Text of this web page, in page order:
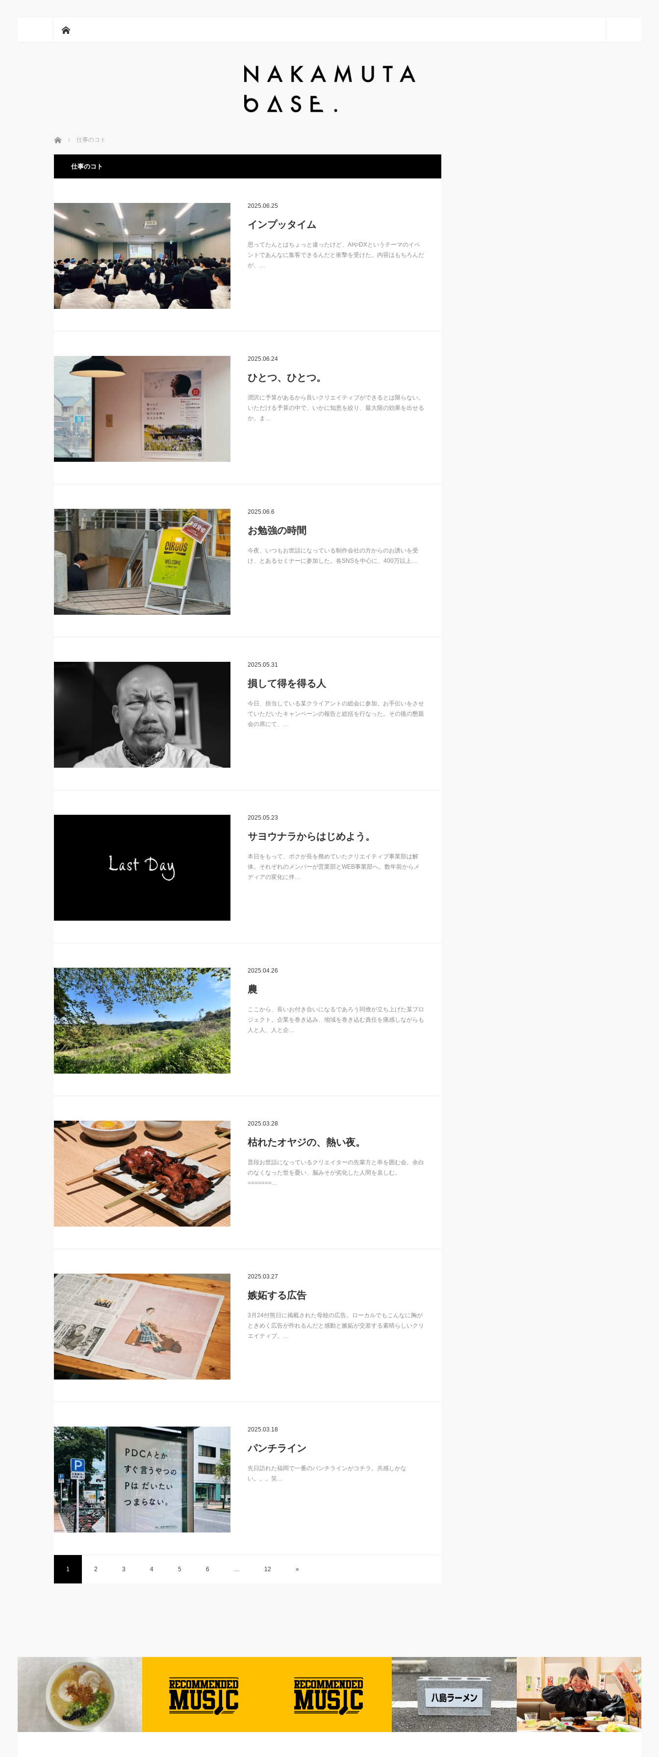
ホーム 仕事のコト
仕事のコト
2025.06.25
インプッタイム
思ってたんとはちょっと違ったけど、AIやDXというテーマのイベ
ントであんなに集客できるんだと衝撃を受けた。内容はもちろんだ
が、…
2025.06.24
ひとつ、ひとつ。
潤沢に予算があるから良いクリエイティブができるとは限らない。
いただける予算の中で、いかに知恵を絞り、最大限の効果を出せる
か。ま…
2025.06.6
お勉強の時間
今夜、いつもお世話になっている制作会社の方からのお誘いを受
け、とあるセミナーに参加した。各SNSを中心に、400万以上…
2025.05.31
損して得を得る人
今日、担当している某クライアントの総会に参加。お手伝いをさせ
ていただいたキャンペーンの報告と総括を行なった。その後の懇親
会の席にて、…
2025.05.23
サヨウナラからはじめよう。
本日をもって、ボクが長を務めていたクリエイティブ事業部は解
体。それぞれのメンバーが営業部とWEB事業部へ。数年前からメ
ディアの変化に伴…
2025.04.26
農
ここから、長いお付き合いになるであろう同僚が立ち上げた某プロ
ジェクト。企業を巻き込み、地域を巻き込む責任を痛感しながらも
人と人、人と企…
2025.03.28
枯れたオヤジの、熱い夜。
普段お世話になっているクリエイターの先輩方と串を囲む会。余白
のなくなった世を憂い、脳みそが劣化した人間を哀しむ。
=======…
2025.03.27
嫉妬する広告
3月24付熊日に掲載された母校の広告。ローカルでもこんなに胸が
ときめく広告が作れるんだと感動と嫉妬が交差する素晴らしいクリ
エイティブ。…
2025.03.18
パンチライン
先日訪れた福岡で一番のパンチラインがコチラ。共感しかな
い。。。笑…
1 2 3 4 5 6 … 12 »